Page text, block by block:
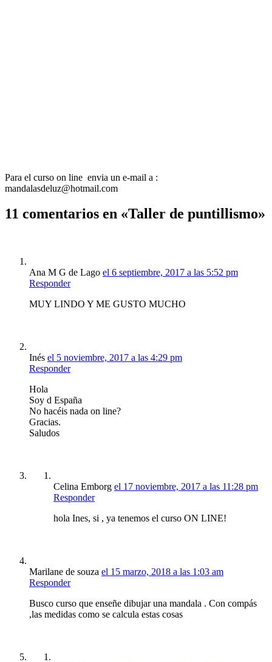
Para el curso on line envia un e-mail a :
mandalasdeluz@hotmail.com
11 comentarios en «Taller de puntillismo»
Ana M G de Lago el 6 septiembre, 2017 a las 5:52 pm
Responder
MUY LINDO Y ME GUSTO MUCHO
Inés el 5 noviembre, 2017 a las 4:29 pm
Responder
Hola
Soy d España
No hacéis nada on line?
Gracias.
Saludos
Celina Emborg el 17 noviembre, 2017 a las 11:28 pm
Responder
hola Ines, si , ya tenemos el curso ON LINE!
Marilane de souza el 15 marzo, 2018 a las 1:03 am
Responder
Busco curso que enseñe dibujar una mandala . Con compás
,las medidas como se calcula estas cosas